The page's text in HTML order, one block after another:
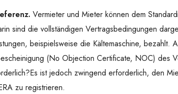
Vermieter und Mieter können dem
sind die vollständigen Vertragsbedingungen
beispielsweise die Kältemaschine, bezahlt.
(No Objection Certificate, NOC) des
ist jedoch zwingend erforderlich, den
zu registrieren.